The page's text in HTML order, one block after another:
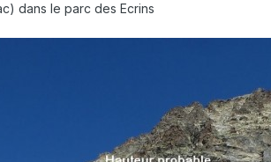
dans le parc des Ecrins